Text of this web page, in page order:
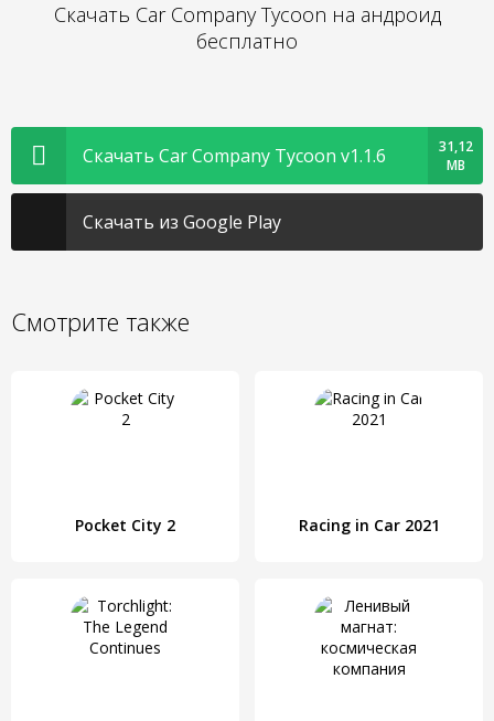
Скачать Car Company Tycoon на андроид
бесплатно
Скачать Car Company Tycoon v1.1.6
31,12
MB
Скачать из Google Play
Смотрите также
Pocket City 2 Racing in Car 2021